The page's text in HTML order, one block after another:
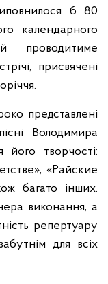
б 80
календарного
проводитиме
присвячені
представлені
Володимира
його творчості:
«Райские
багато інших.
виконання, а
репертуару
для всіх